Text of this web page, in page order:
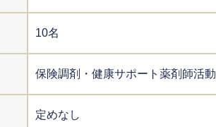
10名
保険調剤・健康サポート薬剤師活動
定めなし